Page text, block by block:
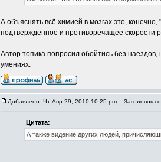
А объяснять всё химией в мозгах это,
подтвержденное и противоречащее
Автор топика попросил обойтись без
умениях.
Добавлено: Чт Апр 29, 2010 10:25 pm Заголовок
Цитата:
А также видение других людей,